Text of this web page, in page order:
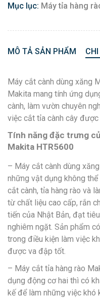
Mục lục: Máy tỉa hàng
MÔ TẢ SẢN PHẨM
Máy cắt cành dùng xăng
Makita mang tính ứng
cành, làm vườn chuyên
việc cắt tỉa cành cây được
Tính năng đặc trưng
Makita HTR5600
– Máy cắt cành dùng
những vật dụng không
cắt cành, tỉa hàng rào và
từ chất liệu cao cấp, rắn
tiến của Nhật Bản, đạt
nghiêm ngặt. Sản phẩm
trong điều kiện làm việc
được va đập tốt.
– Máy cắt tỉa hàng rào
dụng động cơ hai thì có
kế để làm những việc khó